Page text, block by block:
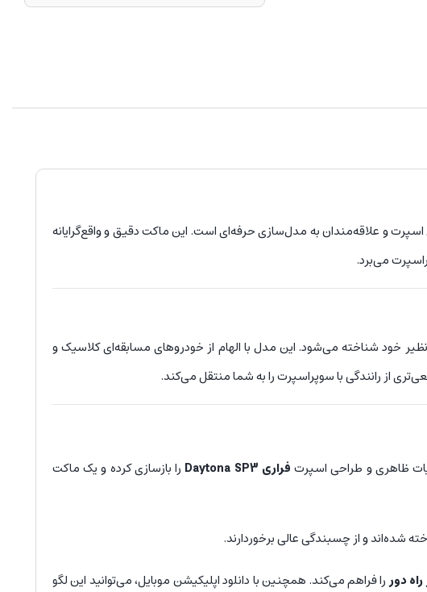
و علاقه‌مندان به مدل‌سازی حرفه‌ای است. این ماکت دقیق و واقع‌گرایانه
می‌برد.
خود شناخته می‌شود. این مدل با الهام از خودروهای مسابقه‌ای کلاسیک و
از رانندگی با سوپراسپرت را به شما منتقل می‌کند.
فراری Daytona SP3
را بازسازی کرده و یک ماکت
دوررا فراهم می‌کند. همچنین با دانلود اپلیکیشن موبایل، می‌توانید این لگو